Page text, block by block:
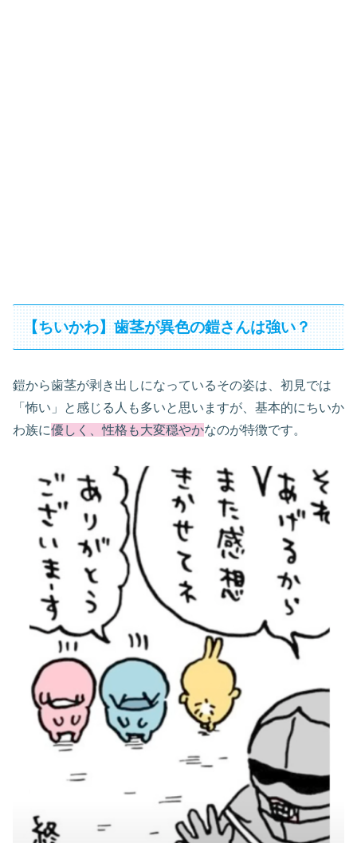
【ちいかわ】歯茎が異色の鎧さんは強い？
鎧から歯茎が剥き出しになっているその姿は、初見では
「怖い」と感じる人も多いと思いますが、基本的にちいか
わ族に優しく、性格も大変穏やかなのが特徴です。